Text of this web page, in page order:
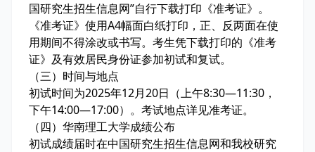
国研究生招生信息网”自行下载打印《准考证》。
《准考证》使用A4幅面白纸打印，正、反两面在使
用期间不得涂改或书写。考生凭下载打印的《准考
证》及有效居民身份证参加初试和复试。
（三）时间与地点
初试时间为2025年12月20日（上午8:30—11:30，
下午14:00—17:00）。考试地点详见准考证。
（四）华南理工大学成绩公布
初试成绩届时在中国研究生招生信息网和我校研究